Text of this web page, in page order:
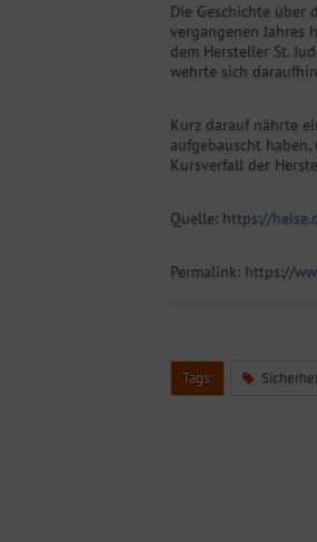
Die Geschichte über
vergangenen Jahres
dem Hersteller St.
wehrte sich
Kurz darauf nährte
aufgebauscht haben,
Kursverfall der
Quelle: https://
Permalink: https://
Tags: